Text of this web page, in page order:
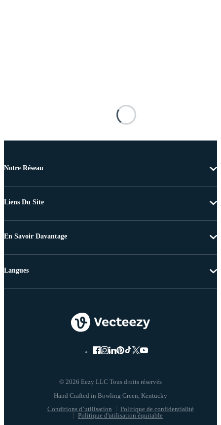
Notre Réseau
Liens Du Site
En Savoir Davantage
© 2026 Eezy LLC Tous droits réservés
Conditions d’utilisation
Politique de confidentialité
Politique d'utilisation équitable
Langues